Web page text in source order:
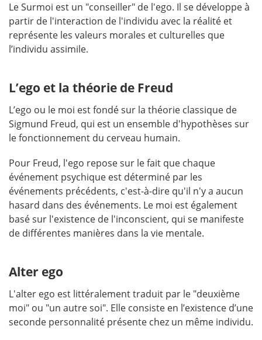
Le Surmoi est un "conseiller" de l'ego. Il se développe à
partir de l'interaction de l'individu avec la réalité et
représente les valeurs morales et culturelles que
l’individu assimile.
L’ego et la théorie de Freud
L’ego ou le moi est fondé sur la théorie classique de
Sigmund Freud, qui est un ensemble d'hypothèses sur
le fonctionnement du cerveau humain.
Pour Freud, l'ego repose sur le fait que chaque
événement psychique est déterminé par les
événements précédents, c'est-à-dire qu'il n'y a aucun
hasard dans des événements. Le moi est également
basé sur l'existence de l'inconscient, qui se manifeste
de différentes manières dans la vie mentale.
Alter ego
L'alter ego est littéralement traduit par le "deuxième
moi" ou "un autre soi". Elle consiste en l’existence d’une
seconde personnalité présente chez un même individu.